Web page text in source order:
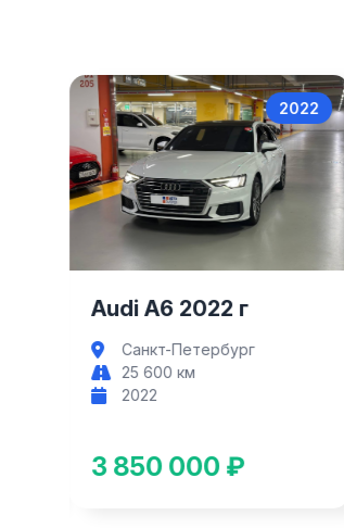
2022
Audi A7
Audi A7 2021 г
Санкт-Петербург
69 000 км
4 850 000 ₽